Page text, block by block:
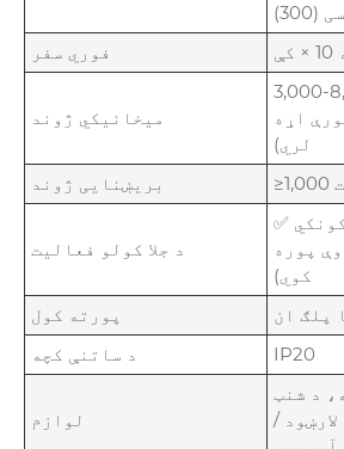
فوري سفر
میخانیکي ژوند
عملیات (د
اړه
لري)
بریښنایی ژوند
د جلا کولو فعالیت
✅ هو (د جلا کونکي
پوره
کوي)
پورته کول
پلګ ان
د ساتنې کچه
IP20
لوازم
د شنټ
/